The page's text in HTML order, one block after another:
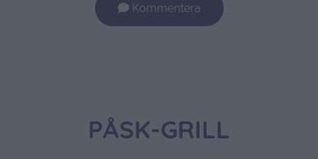
Kommentera
PÅSK-GRILL